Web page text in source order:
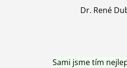
Dr. René
Sami jsme tím